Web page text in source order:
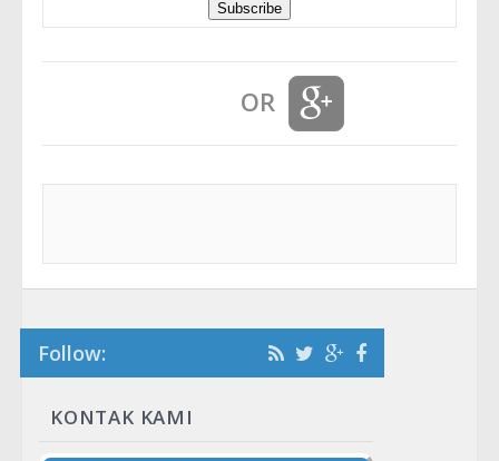
OR
Follow:
KONTAK KAMI